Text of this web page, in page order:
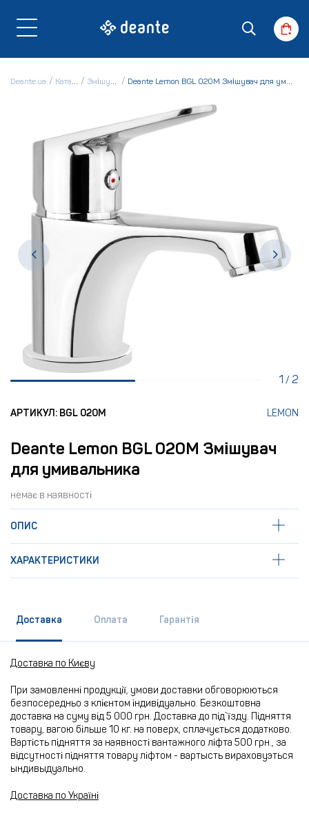
Deante.ua Каталог Змішувачі Deante Lemon BGL 020M Змішувач для умивальника
1 /2
АРТИКУЛ: BGL 020M LEMON
Deante Lemon BGL 020M Змішувач
для умивальника
немає в наявності
ОПИС
ХАРАКТЕРИСТИКИ
Доставка Оплата Гарантія
Доставка по Києву
При замовленні продукції, умови доставки обговорюються
безпосередньо з клієнтом індивідуально. Безкоштовна
доставка на суму від 5 000 грн. Доставка до під`їзду. Підняття
товару, вагою більше 10 кг. на поверх, сплачується додатково.
Вартість підняття за наявності вантажного ліфта 500 грн., за
відсутності підняття товару ліфтом - вартысть вираховуэться
ындивыдуально.
Доставка по Україні